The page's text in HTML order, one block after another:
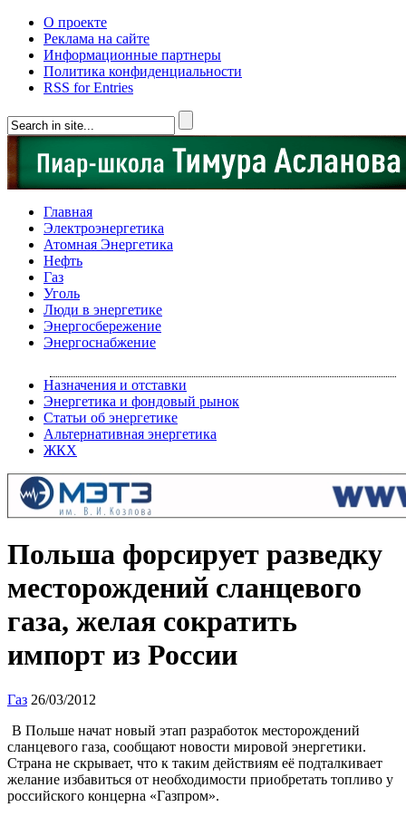
О проекте
Реклама на сайте
Информационные партнеры
Политика конфиденциальности
RSS for Entries
Главная
Электроэнергетика
Атомная Энергетика
Нефть
Газ
Уголь
Люди в энергетике
Энергосбережение
Энергоснабжение
Назначения и отставки
Энергетика и фондовый рынок
Статьи об энергетике
Альтернативная энергетика
ЖКХ
Польша форсирует разведку
месторождений сланцевого
газа, желая сократить
импорт из России
Газ 26/03/2012
В Польше начат новый этап разработок месторождений
сланцевого газа, сообщают новости мировой энергетики.
Страна не скрывает, что к таким действиям её подталкивает
желание избавиться от необходимости приобретать топливо у
российского концерна «Газпром».